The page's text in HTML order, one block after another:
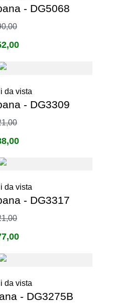
- DG5068
da vista
- DG3309
da vista
- DG3317
da vista
- DG3275B